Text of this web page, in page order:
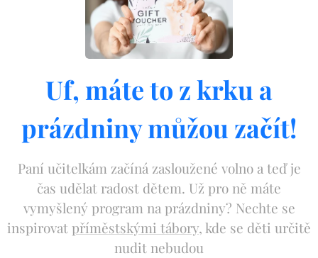
Uf, máte to z krku a
prázdniny můžou začít!
Paní učitelkám začíná zasloužené volno a teď je
čas udělat radost dětem. Už pro ně máte
vymyšlený program na prázdniny? Nechte se
inspirovatpříměstskými tábory, kde se děti určitě
nudit nebudou